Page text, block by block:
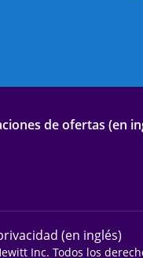
de ofertas (en
(en inglés)
Inc. Todos los